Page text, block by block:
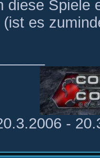
diese Spiele
es
-